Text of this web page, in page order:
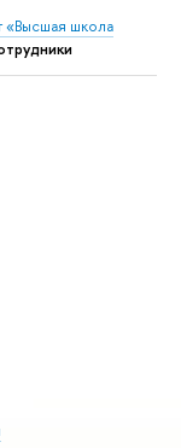
«Высшая школа